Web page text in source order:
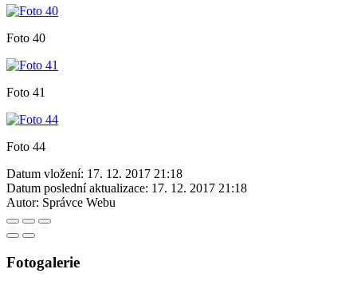
Foto 40
Foto 41
Foto 44
Datum vložení: 17. 12. 2017 21:18
Datum poslední aktualizace: 17. 12. 2017 21:18
Autor: Správce Webu
Fotogalerie